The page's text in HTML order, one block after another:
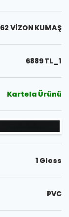
62 VİZON KUMAŞ
6889 TL_1
Kartela Ürünü
1 Gloss
PVC